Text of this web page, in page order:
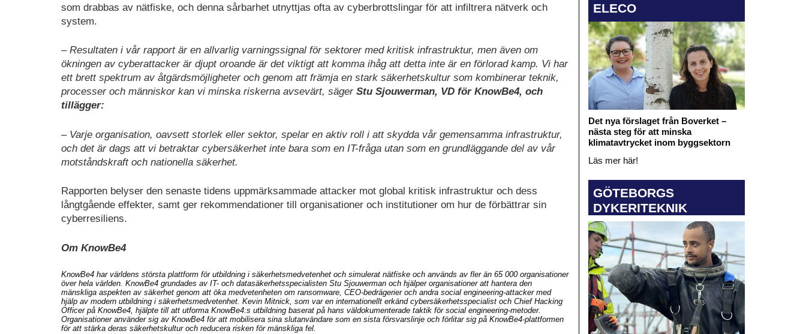
som drabbas av nätfiske, och denna sårbarhet utnyttjas ofta av cyberbrottslingar för att infiltrera nätverk och
system.
– Resultaten i vår rapport är en allvarlig varningssignal för sektorer med kritisk infrastruktur, men även om
ökningen av cyberattacker är djupt oroande är det viktigt att komma ihåg att detta inte är en förlorad kamp. Vi har
ett brett spektrum av åtgärdsmöjligheter och genom att främja en stark säkerhetskultur som kombinerar teknik,
processer och människor kan vi minska riskerna avsevärt, sägerStu Sjouwerman, VD för KnowBe4, och
tillägger:
– Varje organisation, oavsett storlek eller sektor, spelar en aktiv roll i att skydda vår gemensamma infrastruktur,
och det är dags att vi betraktar cybersäkerhet inte bara som en IT-fråga utan som en grundläggande del av vår
motståndskraft och nationella säkerhet.
Rapporten belyser den senaste tidens uppmärksammade attacker mot global kritisk infrastruktur och dess
långtgående effekter, samt ger rekommendationer till organisationer och institutioner om hur de förbättrar sin
cyberresiliens.
Om KnowBe4
KnowBe4 har världens största plattform för utbildning i säkerhetsmedvetenhet och simulerat nätfiske och används av fler än 65 000 organisationer
över hela världen. KnowBe4 grundades av IT- och datasäkerhetsspecialisten Stu Sjouwerman och hjälper organisationer att hantera den
mänskliga aspekten av säkerhet genom att öka medvetenheten om ransomware, CEO-bedrägerier och andra social engineering-attacker med
hjälp av modern utbildning i säkerhetsmedvetenhet. Kevin Mitnick, som var en internationellt erkänd cybersäkerhetsspecialist och Chief Hacking
Officer på KnowBe4, hjälpte till att utforma KnowBe4:s utbildning baserat på hans väldokumenterade taktik för social engineering-metoder.
Organisationer använder sig av KnowBe4 för att mobilisera sina slutanvändare som en sista försvarslinje och förlitar sig på KnowBe4-plattformen
för att stärka deras säkerhetskultur och reducera risken för mänskliga fel.
ELECO
Det nya förslaget från Boverket –
nästa steg för att minska
klimatavtrycket inom byggsektorn
Läs mer här!
GÖTEBORGS
DYKERITEKNIK